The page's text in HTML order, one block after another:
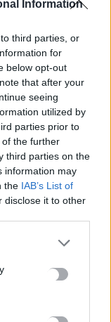
Information
third parties, or
for
below opt-out
that after your
seeing
utilized by
parties prior to
the further
third parties on the
information may
the IAB’s List of
disclose it to other
και την Ισπανία